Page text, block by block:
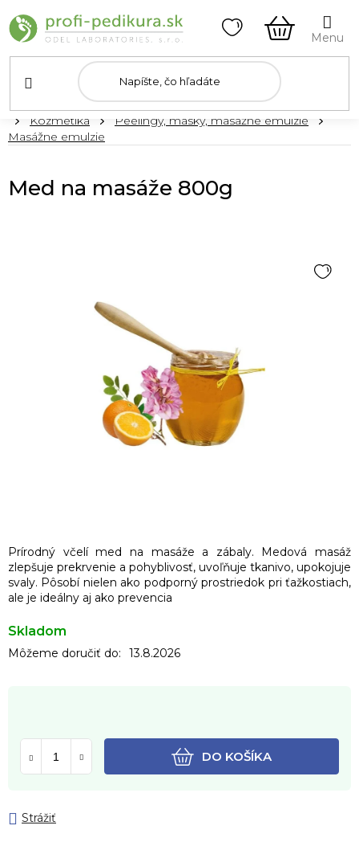
na
obsah
KOŠÍK
DomovKozmetika
Peelingy, masky, masážne emulzie
Masážne emulzie
Prírodný včelí med na masáže a zábaly. Medová masáž
zlepšuje prekrvenie a pohyblivosť, uvoľňuje tkanivo, upokojuje
svaly. Pôsobí nielen ako podporný prostriedok pri ťažkostiach,
ale je ideálny aj ako prevencia
Skladom
Môžeme doručiť do: 13.8.2026
DO KOŠÍKA
Strážiť
Med na masáže 800g